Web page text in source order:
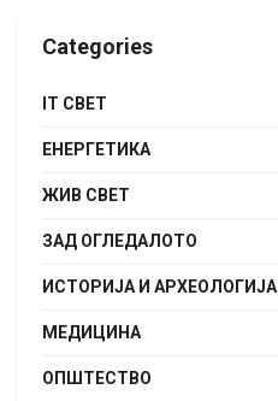
Categories
IT СВЕТ
ЕНЕРГЕТИКА
ЖИВ СВЕТ
ЗАД ОГЛЕДАЛОТО
ИСТОРИЈА И АРХЕОЛОГИЈА
МЕДИЦИНА
ОПШТЕСТВО